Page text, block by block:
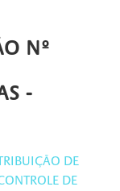
Nº
-
DE
DE